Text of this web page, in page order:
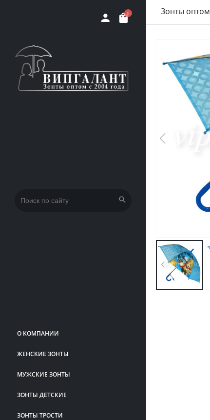
0
Искать:
О КОМПАНИИ
ЖЕНСКИЕ ЗОНТЫ
МУЖСКИЕ ЗОНТЫ
ЗОНТЫ ДЕТСКИЕ
ЗОНТЫ ТРОСТИ
Зонты оптом